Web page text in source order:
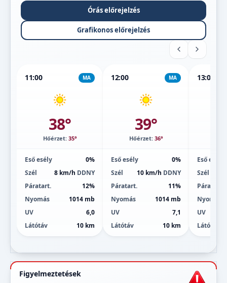
Órás előrejelzés
Grafikonos előrejelzés
11:00 MA
38°
Hőérzet: 35°
Eső esély
0%
Szél
8 km/h DDNY
Páratart.
12%
Nyomás
1014 mb
UV
6,0
Látótáv
10 km
12:00 MA
39°
Hőérzet: 36°
Eső esély
0%
Szél
10 km/h DDNY
Páratart.
11%
Nyomás
1014 mb
UV
7,1
Látótáv
10 km
13:00
Eső esély
Szél
Páratart.
Nyomás
UV
Látótáv
Figyelmeztetések